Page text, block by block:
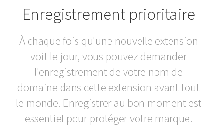
Enregistrement prioritaire
À chaque fois qu'une nouvelle extension
voit le jour, vous pouvez demander
l'enregistrement de votre nom de
domaine dans cette extension avant tout
le monde. Enregistrer au bon moment est
essentiel pour protéger votre marque.